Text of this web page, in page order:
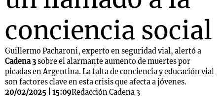
conciencia social
Guillermo Pacharoni, experto en seguridad vial, alertó a
Cadena 3sobre el alarmante aumento de muertes por
picadas en Argentina. La falta de conciencia y educación vial
son factores clave en esta crisis que afecta a jóvenes.
20/02/2025 | 15:09Redacción Cadena 3